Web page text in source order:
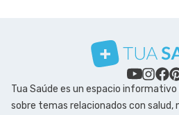
Tua Saúde es un espacio
sobre temas relacionados con salud,